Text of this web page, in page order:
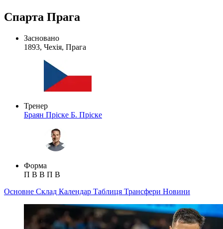
Спарта Прага
Засновано
1893, Чехія, Прага
Тренер
Браян Пріске Б. Пріске
Форма
П В В П В
Основне Склад Календар Таблиця Трансфери Новини